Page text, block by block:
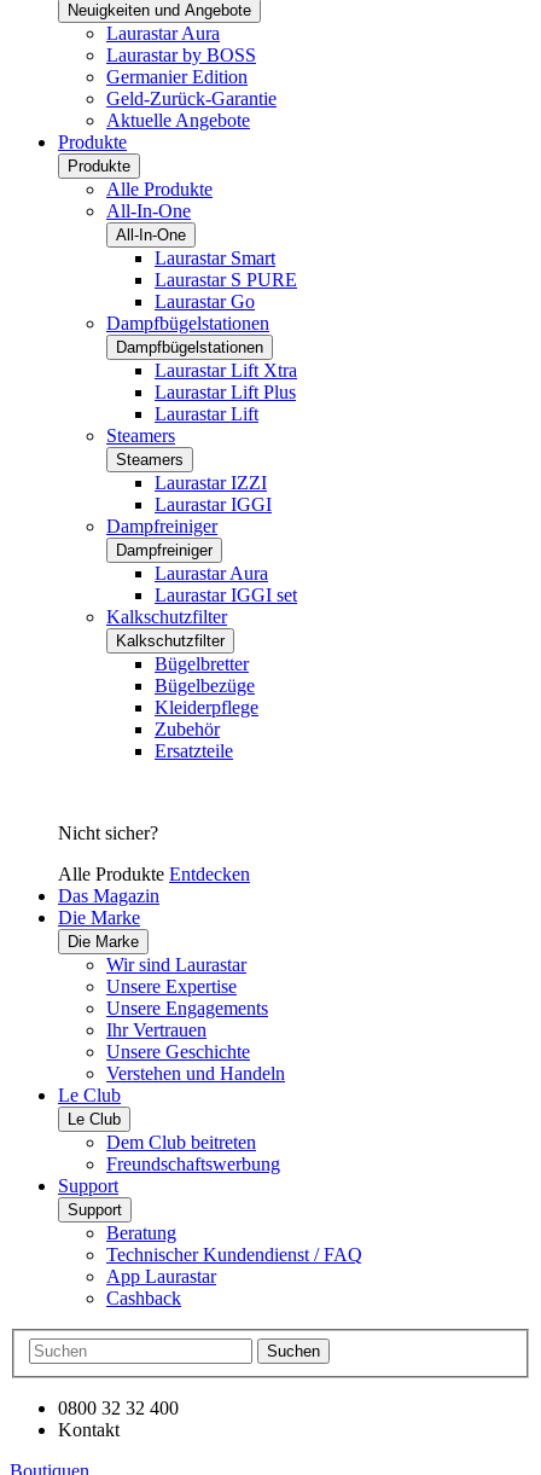
Neuigkeiten und Angebote
Laurastar Aura
Laurastar by BOSS
Germanier Edition
Geld-Zurück-Garantie
Aktuelle Angebote
Produkte
Produkte
Alle Produkte
All-In-One
All-In-One
Laurastar Smart
Laurastar S PURE
Laurastar Go
Dampfbügelstationen
Dampfbügelstationen
Laurastar Lift Xtra
Laurastar Lift Plus
Laurastar Lift
Steamers
Steamers
Laurastar IZZI
Laurastar IGGI
Dampfreiniger
Dampfreiniger
Laurastar Aura
Laurastar IGGI set
Kalkschutzfilter
Kalkschutzfilter
Bügelbretter
Bügelbezüge
Kleiderpflege
Zubehör
Ersatzteile
Nicht sicher?
Alle Produkte Entdecken
Das Magazin
Die Marke
Die Marke
Wir sind Laurastar
Unsere Expertise
Unsere Engagements
Ihr Vertrauen
Unsere Geschichte
Verstehen und Handeln
Le Club
Le Club
Dem Club beitreten
Freundschaftswerbung
Support
Support
Beratung
Technischer Kundendienst / FAQ
App Laurastar
Cashback
Suchen
0800 32 32 400
Kontakt
Boutiquen